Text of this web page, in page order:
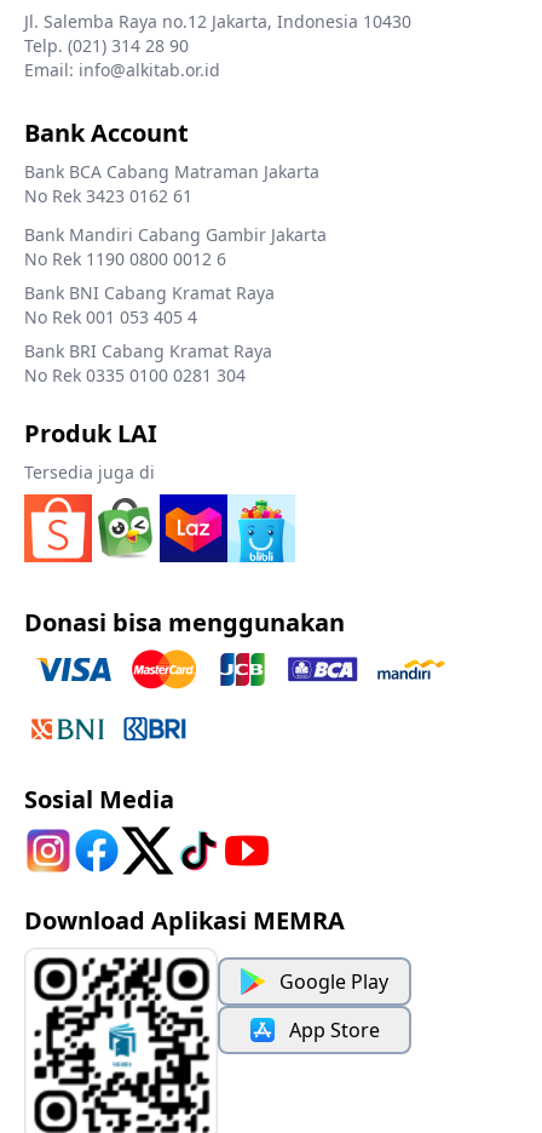
Jl. Salemba Raya no.12 Jakarta, Indonesia 10430
Telp. (021) 314 28 90
Email: info@alkitab.or.id
Bank Account
Bank BCA Cabang Matraman Jakarta
No Rek 3423 0162 61
Bank Mandiri Cabang Gambir Jakarta
No Rek 1190 0800 0012 6
Bank BNI Cabang Kramat Raya
No Rek 001 053 405 4
Bank BRI Cabang Kramat Raya
No Rek 0335 0100 0281 304
Produk LAI
Tersedia juga di
Donasi bisa menggunakan
Sosial Media
Download Aplikasi MEMRA
Google Play
App Store